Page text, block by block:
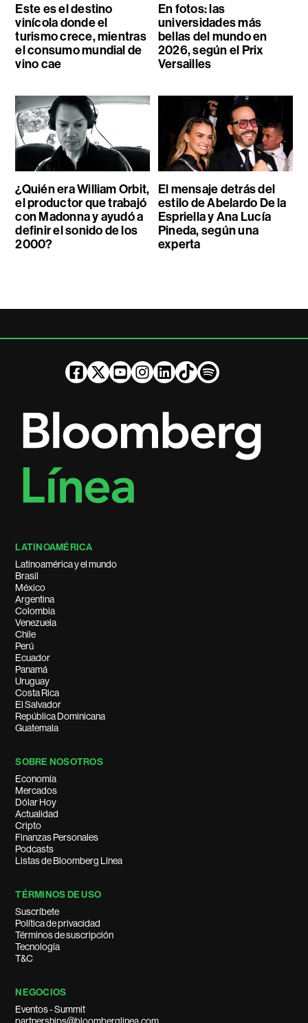
Este es el destino
vinícola donde el
turismo crece, mientras
el consumo mundial de
vino cae
En fotos: las
universidades más
bellas del mundo en
2026, según el Prix
Versailles
¿Quién era William Orbit,
el productor que trabajó
con Madonna y ayudó a
definir el sonido de los
2000?
El mensaje detrás del
estilo de Abelardo De la
Espriella y Ana Lucía
Pineda, según una
experta
LATINOAMÉRICA
Latinoamérica y el mundo
Brasil
México
Argentina
Colombia
Venezuela
Chile
Perú
Ecuador
Panamá
Uruguay
Costa Rica
El Salvador
República Dominicana
Guatemala
SOBRE NOSOTROS
Economía
Mercados
Dólar Hoy
Actualidad
Cripto
Finanzas Personales
Podcasts
Listas de Bloomberg Línea
TÉRMINOS DE USO
Suscríbete
Política de privacidad
Términos de suscripción
Tecnología
T&C
NEGOCIOS
Eventos - Summit